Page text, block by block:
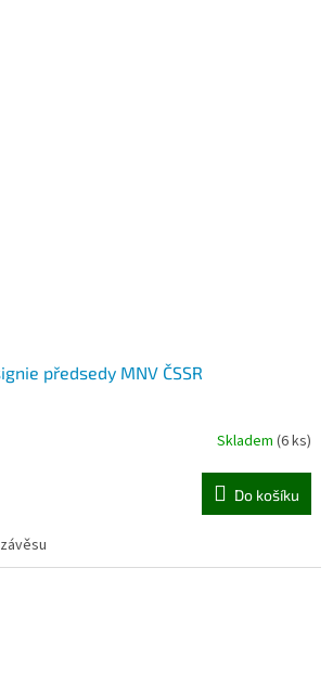
předsedy MNV ČSSR
Skladem (6 ks)
Do košíku